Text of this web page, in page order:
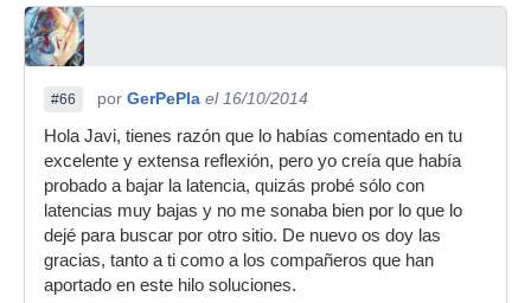
#66 por GerPePla el 16/10/2014
Hola Javi, tienes razón que lo habías comentado en tu
excelente y extensa reflexión, pero yo creía que había
probado a bajar la latencia, quizás probé sólo con
latencias muy bajas y no me sonaba bien por lo que lo
dejé para buscar por otro sitio. De nuevo os doy las
gracias, tanto a ti como a los compañeros que han
aportado en este hilo soluciones.